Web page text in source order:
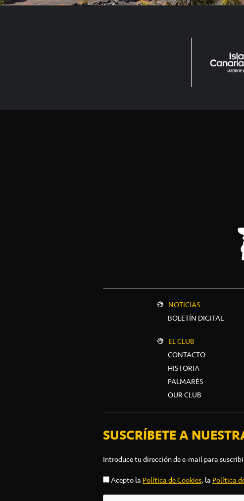
NOTICIAS
BOLETÍN DIGITAL
EL CLUB
CONTACTO
HISTORIA
PALMARÉS
OUR CLUB
SUSCRÍBETE A
Introduce tu dirección de e-mail para
Acepto laPolítica de Cookies, laPolítica